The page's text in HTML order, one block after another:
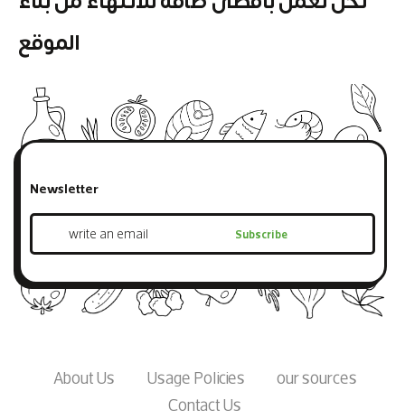
الموقع
Newsletter
About Us Usage Policies
our sources
Contact Us